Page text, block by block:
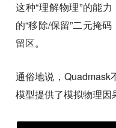
这种“理解物理”的能
的“移除/保留”二元掩
留区。
通俗地说，Quadmask
模型提供了模拟物理因